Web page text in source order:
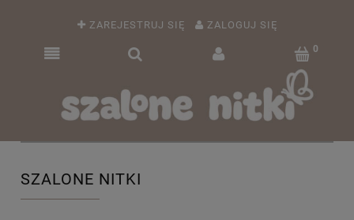
ZAREJESTRUJ SIĘ ZALOGUJ SIĘ
SZALONE NITKI